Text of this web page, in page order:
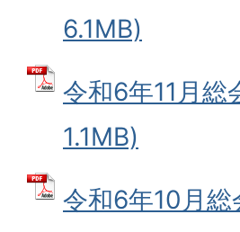
6.1MB)
令和6年11月
1.1MB)
令和6年10月